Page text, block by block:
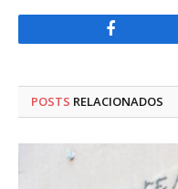
Facebook
POSTS RELACIONADOS